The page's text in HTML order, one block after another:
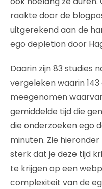
raakte door de
uitgerekend aan de
ego depletion door
Daarin zijn 83 studies
vergeleken waarin
meegenomen
gemiddelde tijd die
die onderzoeken ego
minuten. Zie
sterk dat je deze tijd
te krijgen op een
complexiteit van de